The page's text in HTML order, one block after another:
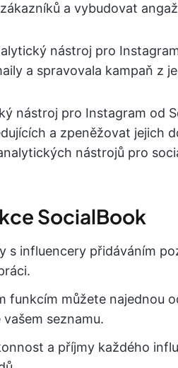
a vybudovat
nástroj pro
a spravovala kampaň z
nástroj pro Instagram od
a zpeněžovat jejich
nástrojů pro
SocialBook
s influencery přidáváním
funkcím můžete najednou
seznamu.
a příjmy každého